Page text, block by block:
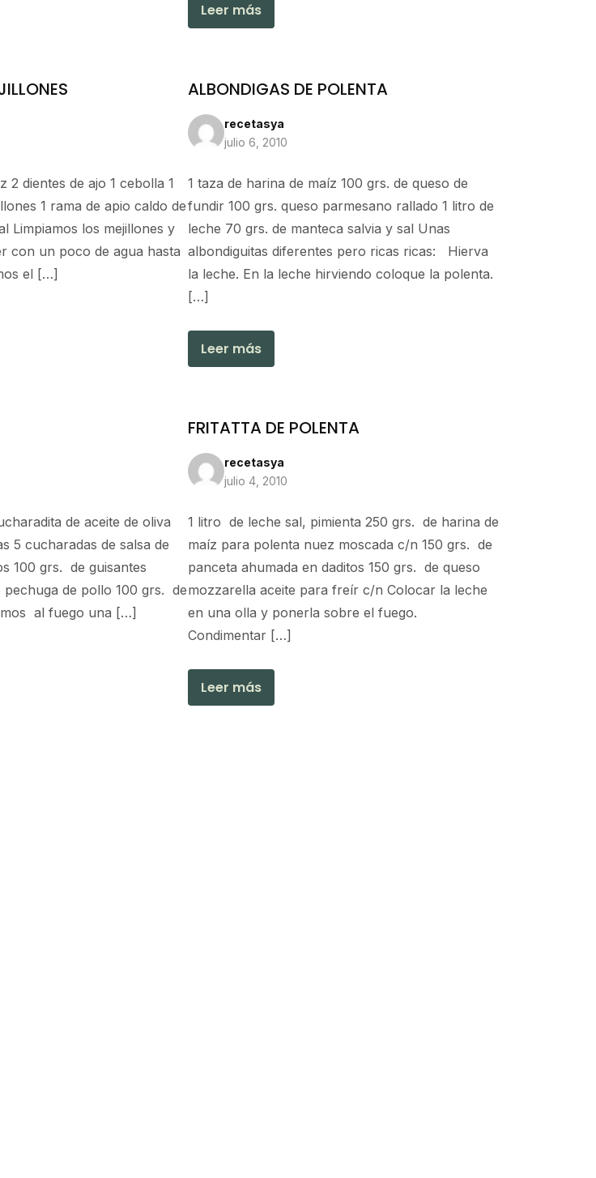
Leer más
2 dientes de ajo 1 cebolla 1
1 rama de apio caldo de
Limpiamos los mejillones y
con un poco de agua hasta
el […]
ALBONDIGAS DE POLENTA
recetasya
julio 6, 2010
1 taza de harina de maíz 100 grs. de queso de
fundir 100 grs. queso parmesano rallado 1 litro de
leche 70 grs. de manteca salvia y sal Unas
albondiguitas diferentes pero ricas ricas: Hierva
la leche. En la leche hirviendo coloque la polenta.
[…]
Leer más
de aceite de oliva
5 cucharadas de salsa de
100 grs. de guisantes
de pollo 100 grs. de
al fuego una […]
FRITATTA DE POLENTA
recetasya
julio 4, 2010
1 litro de leche sal, pimienta 250 grs. de harina de
maíz para polenta nuez moscada c/n 150 grs. de
panceta ahumada en daditos 150 grs. de queso
mozzarella aceite para freír c/n Colocar la leche
en una olla y ponerla sobre el fuego.
Condimentar […]
Leer más